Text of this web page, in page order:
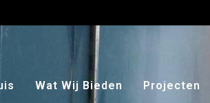
Wat Wij Bieden Projecten